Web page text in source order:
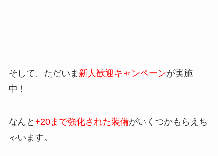
そして、ただいま 新人歓迎キャンペーンが実施
中！
なんと +20まで強化された装備がいくつかもらえち
ゃいます。